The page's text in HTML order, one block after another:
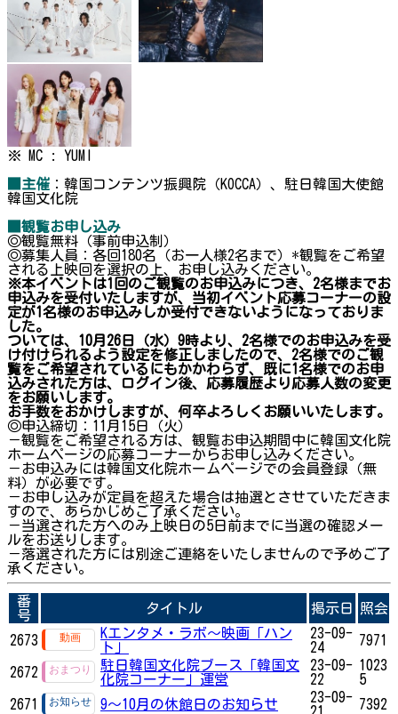
※ MC : YUMI
■主催 ：韓国コンテンツ振興院（KOCCA）、駐日韓国大使館
韓国文化院
■観覧お申し込み
◎観覧無料（事前申込制）
◎募集人員：各回180名（お一人様2名まで）*観覧をご希望
される上映回を選択の上、お申し込みください。
※本イベントは1回のご観覧のお申込みにつき、2名様までお
申込みを受付いたしますが、当初イベント応募コーナーの設
定が1名様のお申込みしか受付できないようになっておりま
した。
ついては、10月26日（水）9時より、2名様でのお申込みを受
け付けられるよう設定を修正しましたので、2名様でのご観
覧をご希望されているにもかかわらず、既に1名様でのお申
込みされた方は、ログイン後、応募履歴より応募人数の変更
をお願いします。
お手数をおかけしますが、何卒よろしくお願いいたします。
◎申込締切：11月15日（火）
－観覧をご希望される方は、観覧お申込期間中に韓国文化院
ホームページの応募コーナーからお申し込みください。
－お申込みには韓国文化院ホームページでの会員登録（無
料）が必要です。
－お申し込みが定員を超えた場合は抽選とさせていただきま
すので、あらかじめご了承ください。
－当選された方へのみ上映日の5日前までに当選の確認メー
ルをお送りします。
－落選された方には別途ご連絡をいたしませんので予めご了
承ください。
番
号
タイトル 掲示日 照会
2673
Kエンタメ・ラボ～映画「ハン
ト」
23-09-
24
7971
2672
駐日韓国文化院ブース「韓国文
化院コーナー」運営
23-09-
22
1023
5
2671
9～10月の休館日のお知らせ
23-09- 7392